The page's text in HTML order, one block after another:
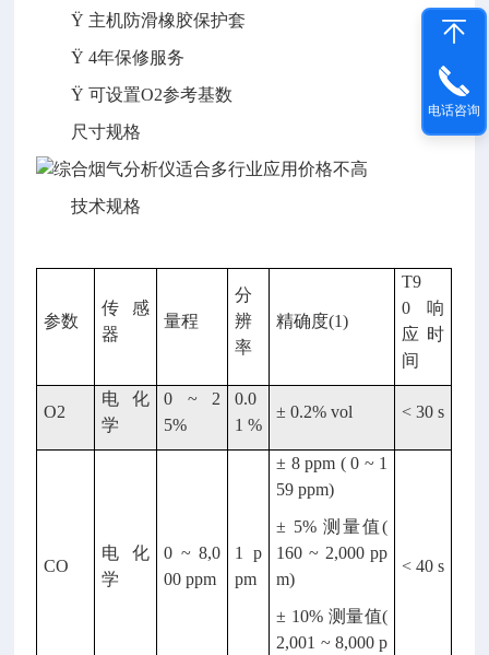
Ÿ 主机防滑橡胶保护套
Ÿ 4年保修服务
Ÿ 可设置O2参考基数
尺寸规格
技术规格
参数
传感
器
量程
分
辨
率
精确度(1)
T9
0 响
应时
间
O2
电化
学
0 ~ 2
5%
0.0
1 %
± 0.2% vol < 30 s
CO
电化
学
0 ~ 8,0
00 ppm
1 p
pm
± 8 ppm ( 0 ~ 1
59 ppm)
± 5% 测量值(
160 ~ 2,000 pp
m)
± 10% 测量值(
2,001 ~ 8,000 p
< 40 s
电话咨询